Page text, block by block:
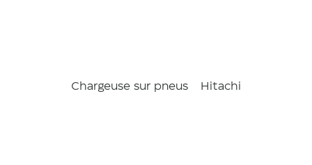
Chargeuse sur pneus Hitachi